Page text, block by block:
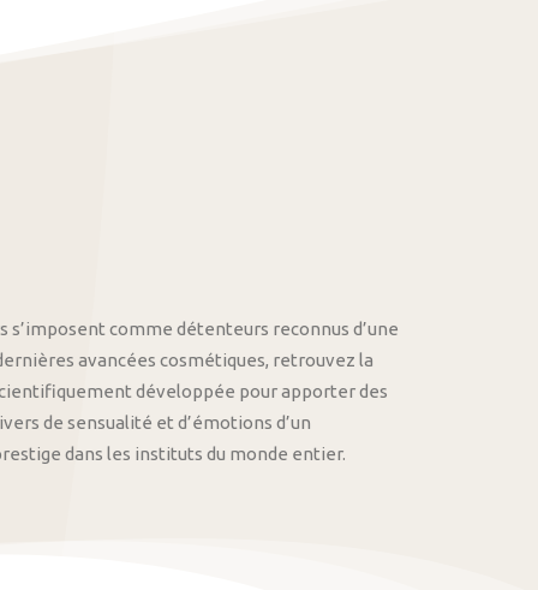
s’imposent comme détenteurs reconnus d’une
avancées cosmétiques, retrouvez la
développée pour apporter des
de sensualité et d’émotions d’un
dans les instituts du monde entier.